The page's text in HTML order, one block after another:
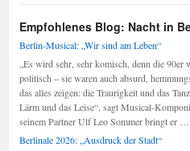
Empfohlenes Blog: Nacht in
Berlin-Musical: „Wir sind am Leben“
„Es wird sehr, sehr komisch, denn die 90er
politisch – sie waren auch absurd,
das alles zeigen: die Traurigkeit und das
Lärm und das Leise“, sagt Musical-
seinem Partner Ulf Leo Sommer bringt er …
Berlinale 2026: „Ausdruck der Stadt“